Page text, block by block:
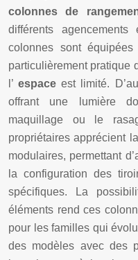
colonnes de
différents
colonnes sont
particulièrement pratique
l’espaceest limité.
offrant une lumière
maquillage ou le
propriétaires apprécient
modulaires, permettant
la configuration des
spécifiques. La
éléments rend ces
pour les familles qui
des modèles avec des